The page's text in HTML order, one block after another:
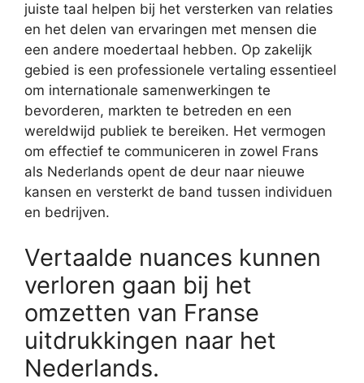
juiste taal helpen bij het versterken van relaties
en het delen van ervaringen met mensen die
een andere moedertaal hebben. Op zakelijk
gebied is een professionele vertaling essentieel
om internationale samenwerkingen te
bevorderen, markten te betreden en een
wereldwijd publiek te bereiken. Het vermogen
om effectief te communiceren in zowel Frans
als Nederlands opent de deur naar nieuwe
kansen en versterkt de band tussen individuen
en bedrijven.
Vertaalde nuances kunnen
verloren gaan bij het
omzetten van Franse
uitdrukkingen naar het
Nederlands.